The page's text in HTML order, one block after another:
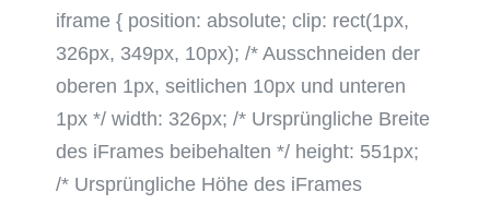
iframe { position: absolute; clip: rect(1px,
326px, 349px, 10px); /* Ausschneiden der
oberen 1px, seitlichen 10px und unteren
1px */ width: 326px; /* Ursprüngliche Breite
des iFrames beibehalten */ height: 551px;
/* Ursprüngliche Höhe des iFrames